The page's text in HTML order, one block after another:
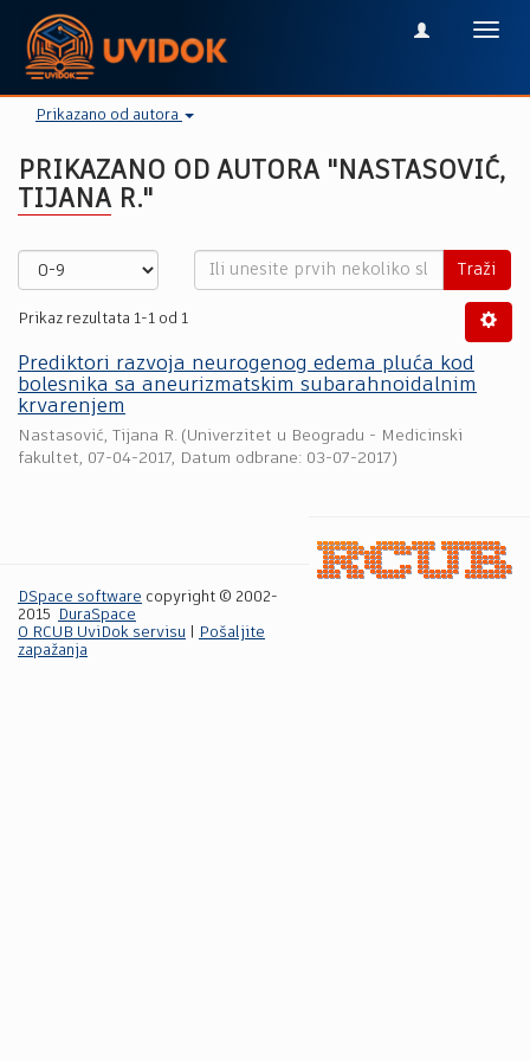
Prikazano od autora
PRIKAZANO OD AUTORA "NASTASOVIĆ,
TIJANA R."
Traži
Prikaz rezultata 1-1 od 1
Prediktori razvoja neurogenog edema pluća kod
bolesnika sa aneurizmatskim subarahnoidalnim
krvarenjem
Nastasović, Tijana R. (Univerzitet u Beogradu - Medicinski
fakultet, 07-04-2017, Datum odbrane: 03-07-2017)
DSpace software copyright © 2002-
2015
DuraSpace
O RCUB UviDok servisu
Pošaljite
zapažanja